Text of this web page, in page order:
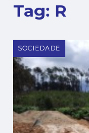
Tag: R
SOCIEDADE